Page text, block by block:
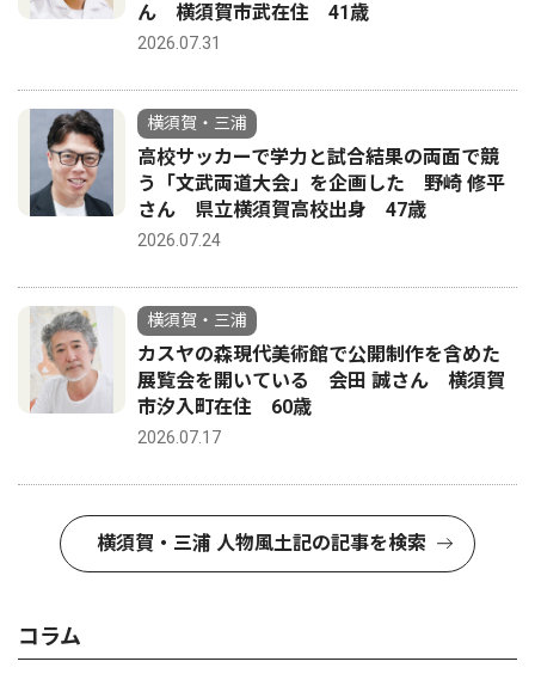
ん 横須賀市武在住 41歳
2026.07.31
横須賀・三浦
高校サッカーで学力と試合結果の両面で競
う「文武両道大会」を企画した 野崎 修平
さん 県立横須賀高校出身 47歳
2026.07.24
横須賀・三浦
カスヤの森現代美術館で公開制作を含めた
展覧会を開いている 会田 誠さん 横須賀
市汐入町在住 60歳
2026.07.17
横須賀・三浦 人物風土記の記事を検索
コラム